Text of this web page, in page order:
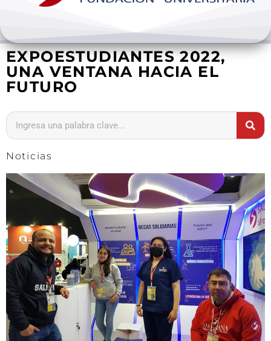
Internacionalización
Investigación
Extension y desarrollo
EXPOESTUDIANTES 2022,
UNA VENTANA HACIA EL
FUTURO
Noticias